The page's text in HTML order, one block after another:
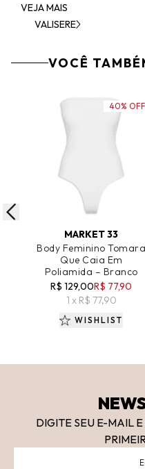
VEJA MAIS
VALISERE
VOCÊ
ADICIONAR AO CARRINHO
MARKET 33
Body Feminino Tomara
Que Caia Em
Poliamida – Branco
R$ 129,00R$ 77,90
1 x R$ 77,90
40% OFF
WISHLIST
DIGITE SEU E-MAIL E